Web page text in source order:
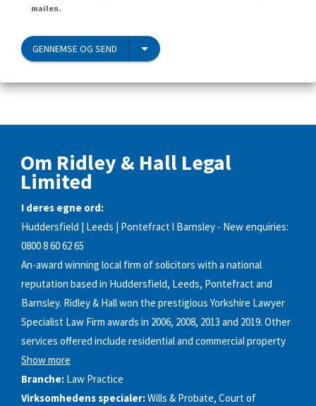
mailen.
GENNEMSE OG SEND
Om Ridley & Hall Legal
Limited
I deres egne ord:
Huddersfield | Leeds | Pontefract l Barnsley - New enquiries:
0800 8 60 62 65
An-award winning local firm of solicitors with a national
reputation based in Huddersfield, Leeds, Pontefract and
Barnsley. Ridley & Hall won the prestigious Yorkshire Lawyer
Specialist Law Firm awards in 2006, 2008, 2013 and 2019. Other
services offered include residential and commercial property
Show more
Branche: Law Practice
Virksomhedens specialer:Wills & Probate, Court of